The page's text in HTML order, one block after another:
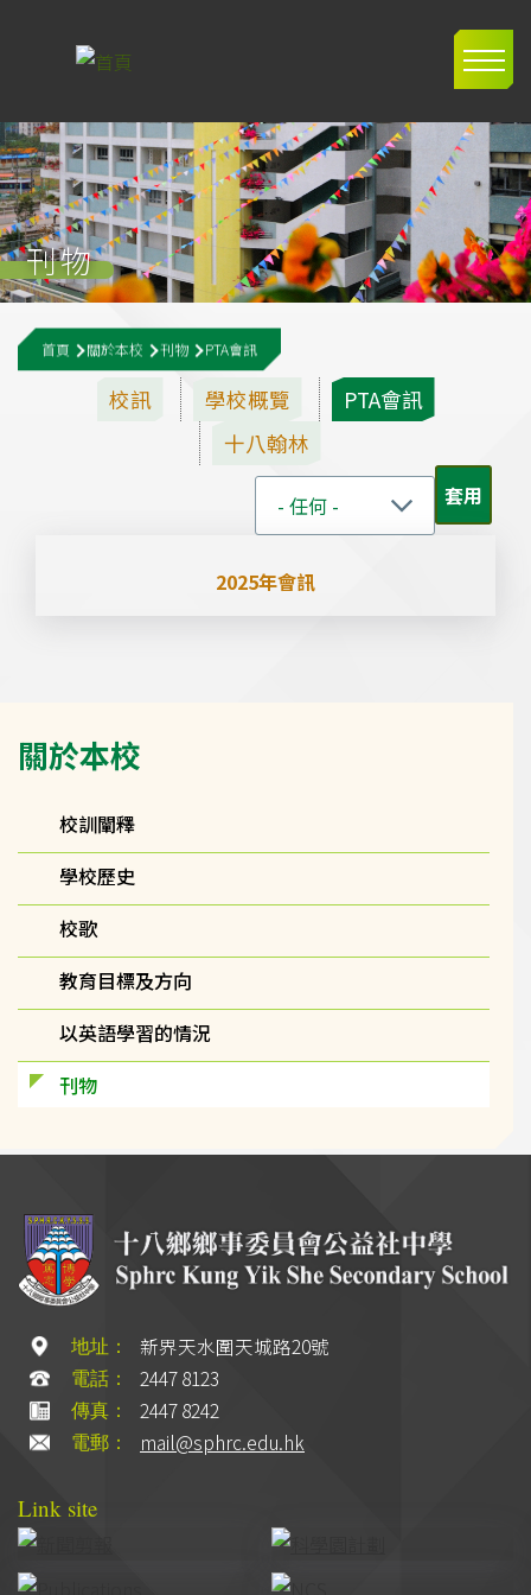
刊物
導
航
首頁 關於本校 刊物 PTA會訊
校訊 學校概覽
PTA會訊
十八翰林
2025年會訊
navigation
關於本校
校訓闡釋
學校歷史
校歌
教育目標及方向
以英語學習的情況
刊物
地址： 新界天水圍天城路20號
電話： 2447 8123
傳真： 2447 8242
電郵： mail@sphrc.edu.hk
Link site